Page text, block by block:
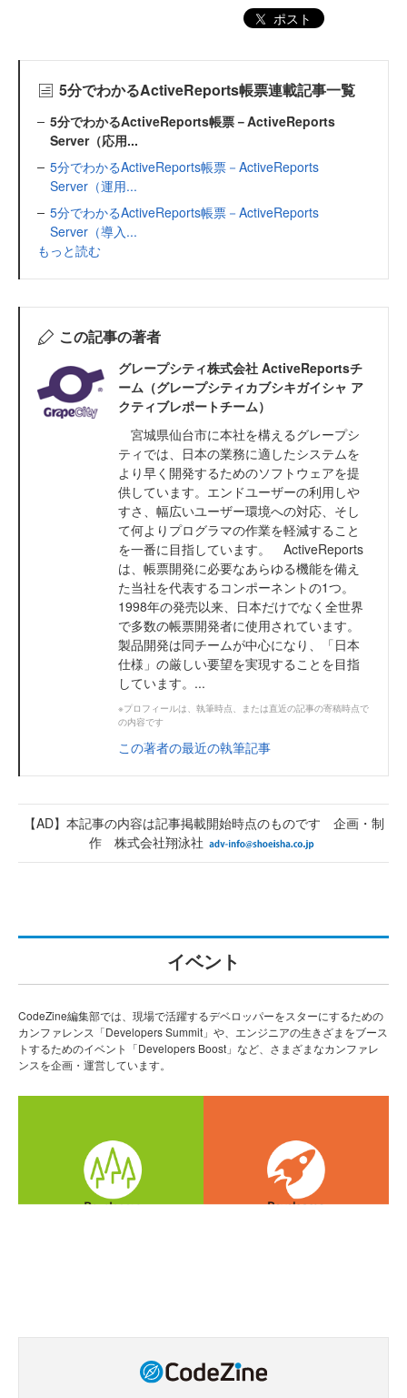
ポスト
5分でわかるActiveReports帳票連載記事一覧
5分でわかるActiveReports帳票－ActiveReports
Server（応用...
5分でわかるActiveReports帳票－ActiveReports
Server（運用...
5分でわかるActiveReports帳票－ActiveReports
Server（導入...
もっと読む
この記事の著者
グレープシティ株式会社 ActiveReportsチ
ーム（グレープシティカブシキガイシャ ア
クティブレポートチーム）
宮城県仙台市に本社を構えるグレープシ
ティでは、日本の業務に適したシステムを
より早く開発するためのソフトウェアを提
供しています。エンドユーザーの利用しや
すさ、幅広いユーザー環境への対応、そし
て何よりプログラマの作業を軽減すること
を一番に目指しています。 ActiveReports
は、帳票開発に必要なあらゆる機能を備え
た当社を代表するコンポーネントの1つ。
1998年の発売以来、日本だけでなく全世界
で多数の帳票開発者に使用されています。
製品開発は同チームが中心になり、「日本
仕様」の厳しい要望を実現することを目指
しています。...
※プロフィールは、執筆時点、または直近の記事の寄稿時点で
の内容です
この著者の最近の執筆記事
【AD】本記事の内容は記事掲載開始時点のものです 企画・制
作 株式会社翔泳社
イベント
CodeZine編集部では、現場で活躍するデベロッパーをスターにするための
カンファレンス「Developers Summit」や、エンジニアの生きざまをブース
トするためのイベント「Developers Boost」など、さまざまなカンファレ
ンスを企画・運営しています。